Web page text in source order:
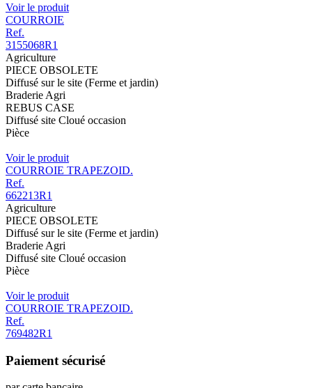
Voir le produit
COURROIE
Ref.
3155068R1
Agriculture
PIECE OBSOLETE
Diffusé sur le site (Ferme et jardin)
Braderie Agri
REBUS CASE
Diffusé site Cloué occasion
Pièce
Voir le produit
COURROIE TRAPEZOID.
Ref.
662213R1
Agriculture
PIECE OBSOLETE
Diffusé sur le site (Ferme et jardin)
Braderie Agri
Diffusé site Cloué occasion
Pièce
Voir le produit
COURROIE TRAPEZOID.
Ref.
769482R1
Paiement sécurisé